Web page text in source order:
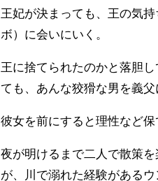
王妃が決まっても、王の気
ボ）に会いにいく。
王に捨てられたのかと落胆
ても、あんな狡猾な男を義
彼女を前にすると理性など
夜が明けるまで二人で散策
が、川で溺れた経験がある